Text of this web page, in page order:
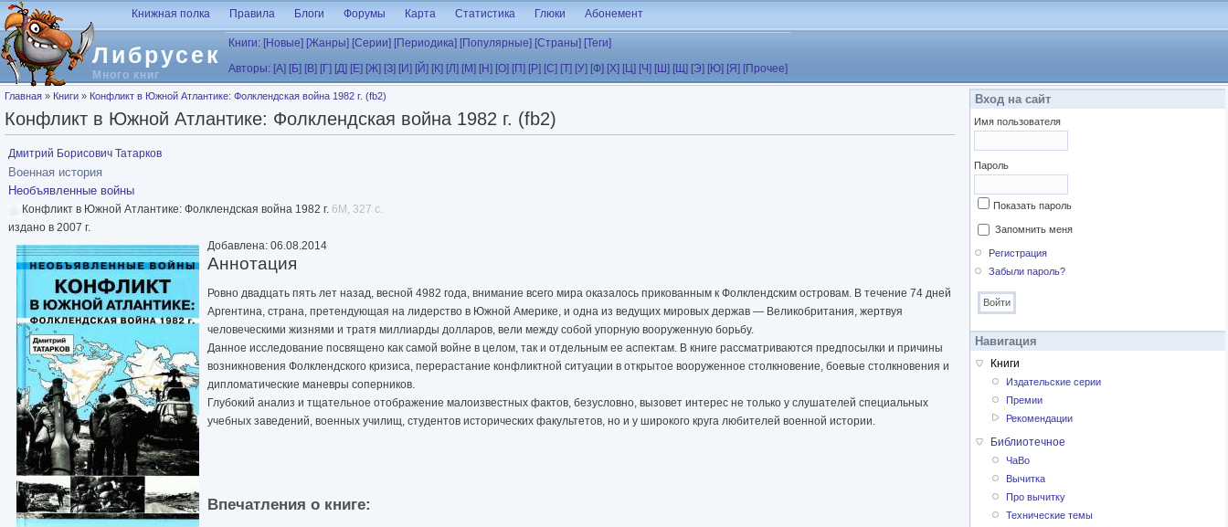
Перейти к основному содержанию
Либрусек
Много книг
Книжная полка Правила Блоги Форумы Карта Статистика Глюки Абонемент
Книги: [Новые] [Жанры] [Серии] [Периодика] [Популярные] [Страны] [Теги]
Авторы: [А] [Б] [В] [Г] [Д] [Е] [Ж] [З] [И] [Й] [К] [Л] [М] [Н] [О] [П] [Р] [С] [Т] [У] [Ф] [Х] [Ц] [Ч] [Ш] [Щ] [Э] [Ю] [Я] [Прочее]
Вы здесь
Главная » Книги » Конфликт в Южной Атлантике: Фолклендская война 1982 г. (fb2)
Конфликт в Южной Атлантике: Фолклендская война 1982 г. (fb2)
Дмитрий Борисович Татарков
Военная история
Необъявленные войны
Конфликт в Южной Атлантике: Фолклендская война 1982 г. 6M, 327 с.
издано в 2007 г.
Добавлена: 06.08.2014
Аннотация
Ровно двадцать пять лет назад, весной 4982 года, внимание всего мира оказалось прикованным к Фолклендским островам. В течение 74 дней
Аргентина, страна, претендующая на лидерство в Южной Америке, и одна из ведущих мировых держав — Великобритания, жертвуя
человеческими жизнями и тратя миллиарды долларов, вели между собой упорную вооруженную борьбу.
Данное исследование посвящено как самой войне в целом, так и отдельным ее аспектам. В книге рассматриваются предпосылки и причины
возникновения Фолклендского кризиса, перерастание конфликтной ситуации в открытое вооруженное столкновение, боевые столкновения и
дипломатические маневры соперников.
Глубокий анализ и тщательное отображение малоизвестных фактов, безусловно, вызовет интерес не только у слушателей специальных
учебных заведений, военных училищ, студентов исторических факультетов, но и у широкого круга любителей военной истории.
Впечатления о книге:
Вход на сайт
Имя пользователя
Пароль
Показать пароль
Запомнить меня
Регистрация
Забыли пароль?
Навигация
Книги
Издательские серии
Премии
Рекомендации
Библиотечное
ЧаВо
Вычитка
Про вычитку
Технические темы